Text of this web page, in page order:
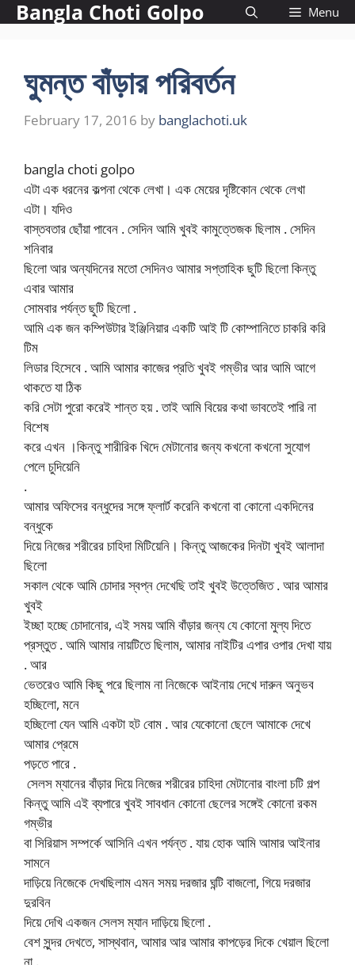
Skip
to
Bangla Choti Golpo Menu
ঘুমন্ত বাঁড়ার পরিবর্তন
February 17, 2016 by banglachoti.uk
bangla choti golpo
এটা এক ধরনের কল্পনা থেকে লেখা। এক মেয়ের দৃষ্টিকোন থেকে লেখা
এটা। যদিও
বাস্তবতার ছোঁয়া পাবেন . সেদিন আমি খুবই কামুত্তেজক ছিলাম . সেদিন
শনিবার
ছিলো আর অন্যদিনের মতো সেদিনও আমার সপ্তাহিক ছুটি ছিলো কিন্তু
এবার আমার
সোমবার পর্যন্ত ছুটি ছিলো .
আমি এক জন কম্পিউটার ইঞ্জিনিয়ার একটি আই টি কোম্পানিতে চাকরি করি
টিম
লিডার হিসেবে . আমি আমার কাজের প্রতি খুবই গম্ভীর আর আমি আগে
থাকতে যা ঠিক
করি সেটা পুরো করেই শান্ত হয় . তাই আমি বিয়ের কথা ভাবতেই পারি না
বিশেষ
করে এখন ।কিন্তু শারীরিক খিদে মেটানোর জন্য কখনো কখনো সুযোগ
পেলে চুদিয়েনি
.
আমার অফিসের বন্ধুদের সঙ্গে ফ্লার্ট করেনি কখনো বা কোনো একদিনের
বন্ধুকে
দিয়ে নিজের শরীরের চাহিদা মিটিয়েনি। কিন্তু আজকের দিনটা খুবই আলাদা
ছিলো
সকাল থেকে আমি চোদার স্বপ্ন দেখেছি তাই খুবই উত্তেজিত . আর আমার
খুবই
ইচ্ছা হচ্ছে চোদানোর, এই সময় আমি বাঁড়ার জন্য যে কোনো মুল্য দিতে
প্রস্তুত . আমি আমার নায়টিতে ছিলাম, আমার নাইটির এপার ওপার দেখা যায়
. আর
ভেতরেও আমি কিছু পরে ছিলাম না নিজেকে আইনায় দেখে দারুন অনুভব
হচ্ছিলো, মনে
হচ্ছিলো যেন আমি একটা হট বোম . আর যেকোনো ছেলে আমাকে দেখে
আমার প্রেমে
পড়তে পারে .
সেলস ম্যানের বাঁড়ার দিয়ে নিজের শরীরের চাহিদা মেটানোর বাংলা চটি গল্প
কিন্তু আমি এই ব্যপারে খুবই সাবধান কোনো ছেলের সঙ্গেই কোনো রকম
গম্ভীর
বা সিরিয়াস সম্পর্কে আসিনি এখন পর্যন্ত . যায় হোক আমি আমার আইনার
সামনে
দাড়িয়ে নিজেকে দেখছিলাম এমন সময় দরজার ঘন্টি বাজলো, গিয়ে দরজার
দুরবিন
দিয়ে দেখি একজন সেলস ম্যান দাড়িয়ে ছিলো .
বেশ সুন্দর দেখতে, সাস্থবান, আমার আর আমার কাপড়ের দিকে খেয়াল ছিলো
না .